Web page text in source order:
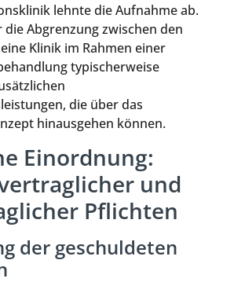
lehnte die Aufnahme ab.
Abgrenzung zwischen den
Klinik im Rahmen einer
typischerweise
die über das
hinausgehen können.
Einordnung:
und
Pflichten
der geschuldeten